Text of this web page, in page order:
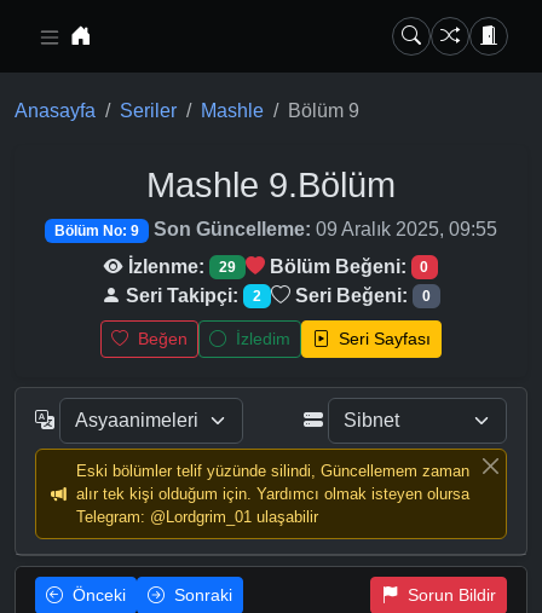
Anasayfa Seriler Mashle Bölüm 9
Mashle 9.Bölüm
Bölüm No: 9 Son Güncelleme: 09 Aralık 2025, 09:55
İzlenme:
29 Bölüm Beğeni: 0
Seri Takipçi: 2 Seri Beğeni: 0
Beğen İzledim Seri Sayfası
Eski bölümler telif yüzünde silindi, Güncellemem zaman
alır tek kişi olduğum için. Yardımcı olmak isteyen olursa
Telegram: @Lordgrim_01 ulaşabilir
Önceki Sonraki Sorun Bildir